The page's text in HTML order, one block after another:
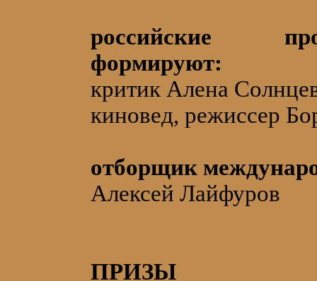
российские
формируют:
критик Алена
киновед, режиссер
отборщик
Алексей Лайфуров
ПРИЗЫ